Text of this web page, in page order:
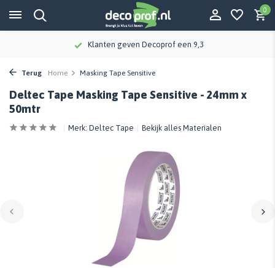
0
Klanten geven Decoprof een 9,3
Terug Home Masking Tape Sensitive
Deltec Tape Masking Tape Sensitive - 24mm x
50mtr
Merk: Deltec Tape Bekijk alles Materialen